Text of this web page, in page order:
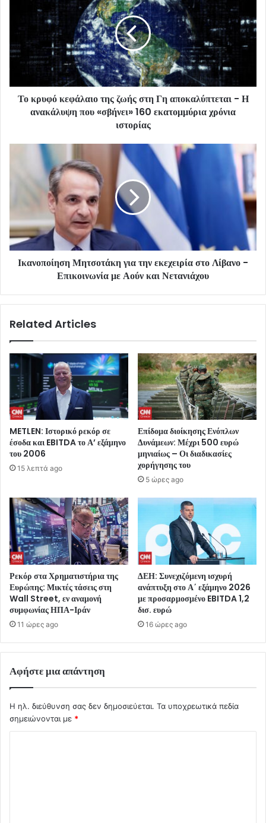
Το κρυφό κεφάλαιο της ζωής στη Γη αποκαλύπτεται - Η
ανακάλυψη που «σβήνει» 160 εκατομμύρια χρόνια
ιστορίας
Ικανοποίηση Μητσοτάκη για την εκεχειρία στο Λίβανο -
Επικοινωνία με Αούν και Νετανιάχου
Related Articles
METLEN: Ιστορικό ρεκόρ σε
έσοδα και EBITDA το Α’ εξάμηνο
του 2006
15 λεπτά ago
Επίδομα διοίκησης Ενόπλων
Δυνάμεων: Μέχρι 500 ευρώ
μηνιαίως – Οι διαδικασίες
χορήγησης του
5 ώρες ago
Ρεκόρ στα Χρηματιστήρια της
Ευρώπης: Μικτές τάσεις στη
Wall Street, εν αναμονή
συμφωνίας ΗΠΑ-Ιράν
11 ώρες ago
ΔΕΗ: Συνεχιζόμενη ισχυρή
ανάπτυξη στο Α΄ εξάμηνο 2026
με προσαρμοσμένο EBITDA 1,2
δισ. ευρώ
16 ώρες ago
Αφήστε μια απάντηση
Η ηλ. διεύθυνση σας δεν δημοσιεύεται. Τα υποχρεωτικά πεδία
σημειώνονται με *